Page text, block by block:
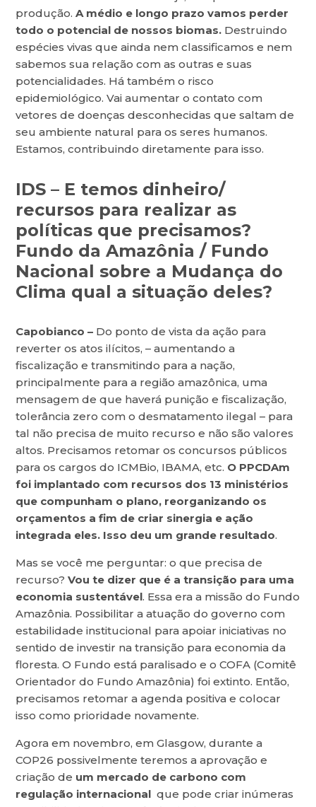
produção.A médio e longo prazo vamos perder
todo o potencial de nossos biomas. Destruindo
espécies vivas que ainda nem classificamos e nem
sabemos sua relação com as outras e suas
potencialidades. Há também o risco
epidemiológico. Vai aumentar o contato com
vetores de doenças desconhecidas que saltam de
seu ambiente natural para os seres humanos.
Estamos, contribuindo diretamente para isso.
IDS – E temos dinheiro/
recursos para realizar as
políticas que precisamos?
Fundo da Amazônia / Fundo
Nacional sobre a Mudança do
Clima qual a situação deles?
Capobianco – Do ponto de vista da ação para
reverter os atos ilícitos, – aumentando a
fiscalização e transmitindo para a nação,
principalmente para a região amazônica, uma
mensagem de que haverá punição e fiscalização,
tolerância zero com o desmatamento ilegal – para
tal não precisa de muito recurso e não são valores
altos. Precisamos retomar os concursos públicos
para os cargos do ICMBio, IBAMA, etc. O PPCDAm
foi implantado com recursos dos 13 ministérios
que compunham o plano, reorganizando os
orçamentos a fim de criar sinergia e ação
integrada eles. Isso deu um grande resultado.
Mas se você me perguntar: o que precisa de
recurso?Vou te dizer que é a transição para uma
economia sustentável. Essa era a missão do Fundo
Amazônia. Possibilitar a atuação do governo com
estabilidade institucional para apoiar iniciativas no
sentido de investir na transição para economia da
floresta. O Fundo está paralisado e o COFA (Comitê
Orientador do Fundo Amazônia) foi extinto. Então,
precisamos retomar a agenda positiva e colocar
isso como prioridade novamente.
Agora em novembro, em Glasgow, durante a
COP26 possivelmente teremos a aprovação e
criação de um mercado de carbono com
regulação internacionalque pode criar inúmeras